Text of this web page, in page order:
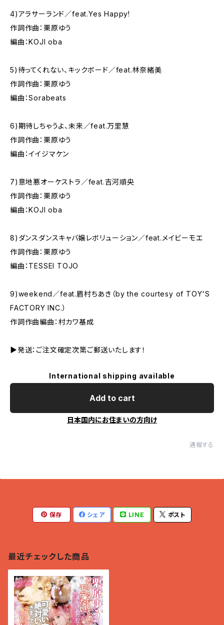
4)アラサーランド／feat.Yes Happy!
作詞作曲：栗原ゆう
編曲：KOJI oba
5)待ってくれない、キックボード／feat.林奈緒美
作詞作曲：栗原ゆう
編曲：Sorabeats
6)期待しちゃうよ、未来／feat.万里慧
作詞作曲：栗原ゆう
編曲：イイジマケン
7)意地悪オーケストラ／feat.吉河順央
作詞作曲：栗原ゆう
編曲：KOJI oba
8)ダンスダンスキャバ嬢レボリューション／feat.メイビーモエ
作詞作曲：栗原ゆう
編曲：TESSEI TOJO
9)weekend／feat.眉村ちあき（by the courtesy of TOY'S
FACTORY INC.）
作詞作曲編曲：村カワ基成
▶︎発送：ご注文確定次第ご郵送いたします！
International shipping available
Add to cart
日本国内にお住まいの方向け
通報する
保存 シェア LINE ポスト
最近チェックした商品